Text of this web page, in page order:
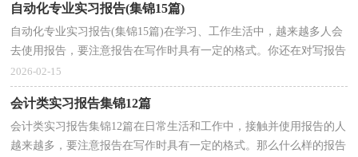
自动化专业实习报告(集锦15篇)
自动化专业实习报告(集锦15篇)在学习、工作生活中，越来越多人会
去使用报告，要注意报告在写作时具有一定的格式。你还在对写报告
感到一筹莫展吗？下面是小编整理的自动化专业实习...
2026-02-15
会计类实习报告集锦12篇
会计类实习报告集锦12篇在日常生活和工作中，接触并使用报告的人
越来越多，要注意报告在写作时具有一定的格式。那么什么样的报告